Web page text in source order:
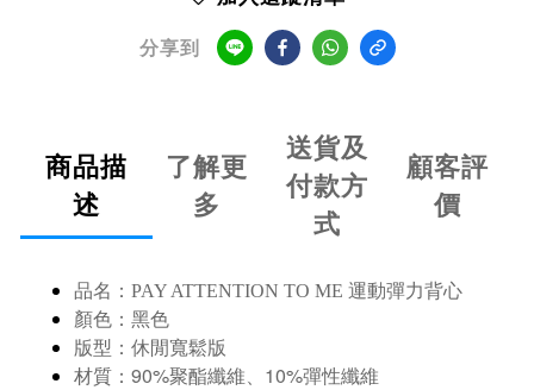
分享到
商品描
述
了解更
多
送貨及
付款方
式
顧客評
價
品名： PAY ATTENTION TO ME 運動彈力背心
顏色：黑色
版型：休閒寬鬆版
材質： 90%聚酯纖維 10%彈性纖維